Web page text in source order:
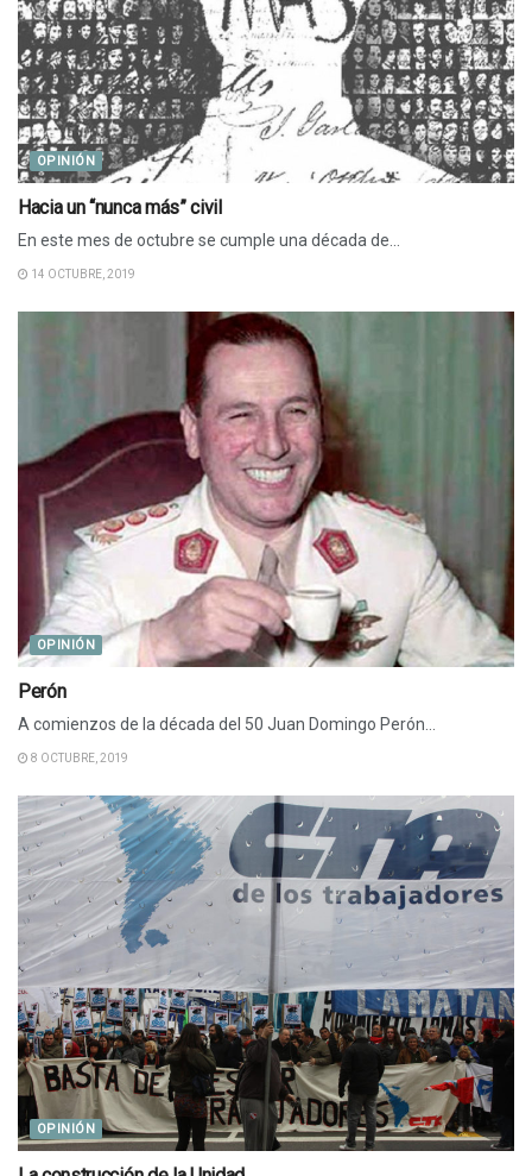
OPINIÓN
Hacia un “nunca más” civil
En este mes de octubre se cumple una década de...
14 OCTUBRE, 2019
OPINIÓN
Perón
A comienzos de la década del 50 Juan Domingo Perón...
8 OCTUBRE, 2019
OPINIÓN